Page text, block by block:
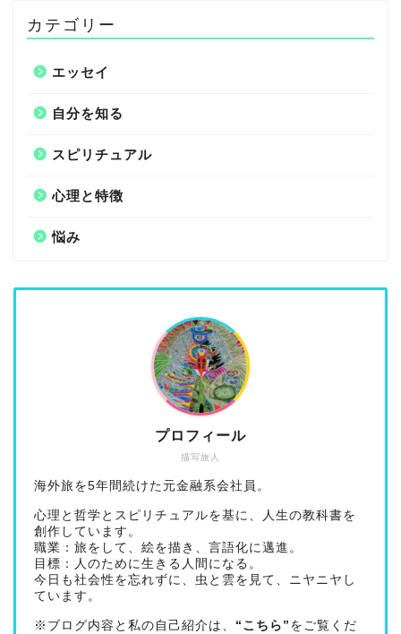
カテゴリー
エッセイ
自分を知る
スピリチュアル
心理と特徴
悩み
描写旅人
プロフィール
海外旅を5年間続けた元金融系会社員。
心理と哲学とスピリチュアルを基に、人生の教科書を
創作しています。
職業：旅をして、絵を描き、言語化に邁進。
目標：人のために生きる人間になる。
今日も社会性を忘れずに、虫と雲を見て、ニヤニヤし
ています。
※ブログ内容と私の自己紹介は、 “こちら” をご覧くだ